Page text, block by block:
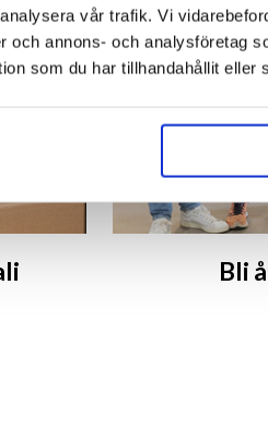
vår trafik. Vi
och annons- och analysföretag
som du har tillhandahållit
Bli